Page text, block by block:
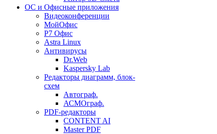
ОС и Офисные приложения
Видеоконференции
МойОфис
P7 Офис
Astra Linux
Антивирусы
Dr.Web
Kaspersky Lab
Редакторы диаграмм, блок-
схем
Автограф.
АСМОграф.
PDF-редакторы
CONTENT AI
Master PDF